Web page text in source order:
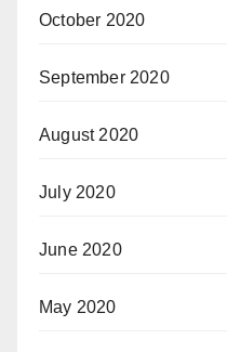
October 2020
September 2020
August 2020
July 2020
June 2020
May 2020